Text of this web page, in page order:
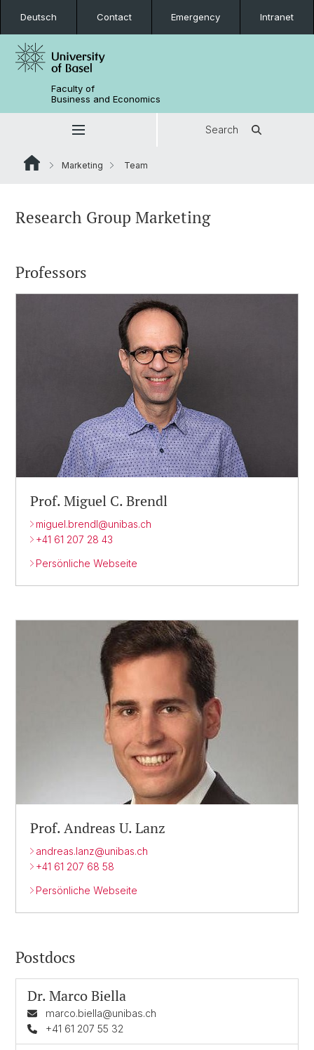
Deutsch Contact Emergency Intranet
Faculty of
Business and Economics
Search
Marketing Team
Research Group Marketing
Professors
Prof. Miguel C. Brendl
miguel.brendl@unibas.ch
+41 61 207 28 43
Persönliche Webseite
Prof. Andreas U. Lanz
andreas.lanz@unibas.ch
+41 61 207 68 58
Persönliche Webseite
Postdocs
Dr.Marco Biella
marco.biella@unibas.ch
+41 61 207 55 32